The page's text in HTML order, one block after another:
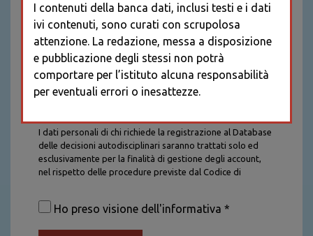
I dati personali di chi richiede la registrazione al Database
delle decisioni autodisciplinari saranno trattati solo ed
esclusivamente per la finalità di gestione degli account,
nel rispetto delle procedure previste dal Codice di
saranno trattati con tutte le cautele richieste dalla legge e
saranno conservati per la durata stabilita caso per caso
Ho preso visione dell'informativa *
I contenuti della banca dati, inclusi testi e i dati
ivi contenuti, sono curati con scrupolosa
attenzione. La redazione, messa a disposizione
e pubblicazione degli stessi non potrà
comportare per l’istituto alcuna responsabilità
per eventuali errori o inesattezze.